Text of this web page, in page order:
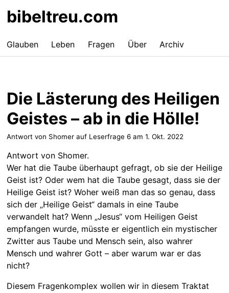
bibeltreu.com
Glauben Leben Fragen Über Archiv
Die Lästerung des Heiligen
Geistes – ab in die Hölle!
Antwort von Shomer auf Leserfrage 6 am 1. Okt. 2022
Antwort von Shomer.
Wer hat die Taube überhaupt gefragt, ob sie der Heilige
Geist ist? Oder wem hat die Taube gesagt, dass sie der
Heilige Geist ist? Woher weiß man das so genau, dass
sich der „Heilige Geist“ damals in eine Taube
verwandelt hat? Wenn „Jesus“ vom Heiligen Geist
empfangen wurde, müsste er eigentlich ein mystischer
Zwitter aus Taube und Mensch sein, also wahrer
Mensch und wahrer Gott – aber warum war er das
nicht?
Diesem Fragenkomplex wollen wir in diesem Traktat